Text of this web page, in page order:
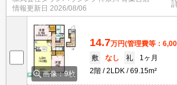
情報更新日 2026/08/06
画像：9枚
14.7万円(管理費等：
敷
なし 礼
1ヶ月
2階
2LDK 69.15m²